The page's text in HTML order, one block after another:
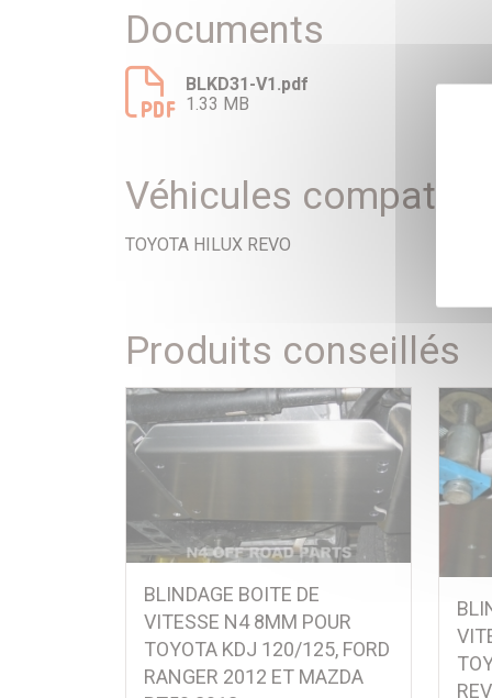
Documents
BLKD31-V1.pdf
1.33 MB
Véhicules
TOYOTA HILUX REVO
Produits conseillés
BLINDAGE BOITE DE
VITESSE N4 8MM POUR
TOYOTA KDJ 120/125, FORD
RANGER 2012 ET MAZDA